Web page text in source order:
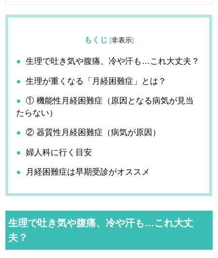
石野医院
もくじ [非表示]
生理で吐き気や腹痛、冷や汗も…これ大丈夫？
生理が重くなる「月経困難症」とは？
① 機能性月経困難症（原因となる病気が見当
たらない）
② 器質性月経困難症（病気が原因）
婦人科に行く目安
月経困難症は早期受診がオススメ
生理で吐き気や腹痛、冷や汗も…これ大丈
夫？